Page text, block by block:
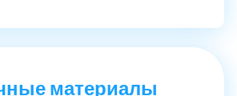
материалы